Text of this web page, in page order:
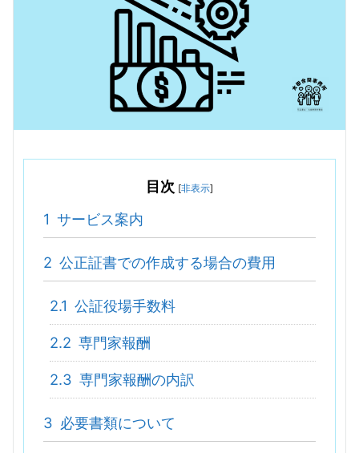
目次 [非表示]
1 サービス案内
2 公正証書での作成する場合の費用
2.1 公証役場手数料
2.2 専門家報酬
2.3 専門家報酬の内訳
3 必要書類について